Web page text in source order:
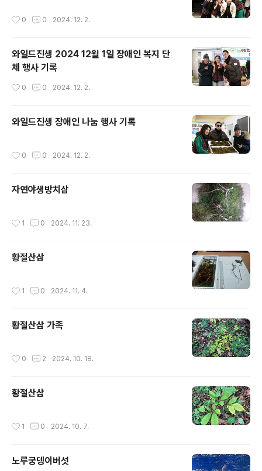
0 0 2024. 12. 2.
와일드진생 2024 12월 1일 장애인 복지 단
체 행사 기록
0 0 2024. 12. 2.
와일드진생 장애인 나눔 행사 기록
0 0 2024. 12. 2.
자연야생방치삼
1 0 2024. 11. 23.
황절산삼
1 0 2024. 11. 4.
황절산삼 가족
0 2 2024. 10. 18.
황절산삼
1 0 2024. 10. 7.
노루궁뎅이버섯